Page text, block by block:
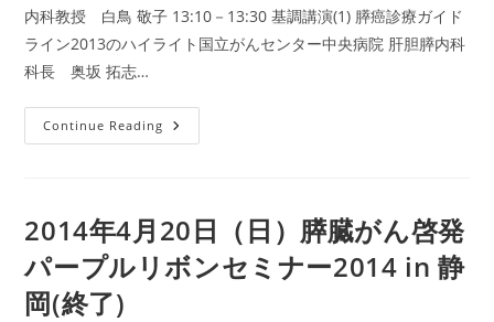
内科教授 白鳥 敬子 13:10－13:30 基調講演(1) 膵癌診療ガイド
ライン2013のハイライト国立がんセンター中央病院 肝胆膵内科
科長 奥坂 拓志…
Continue Reading 2013
年
（日）
す
臓
が
2014年4月20日（日）膵臓がん啓発
パープルリボンセミナー2014 in 静
岡(終了)